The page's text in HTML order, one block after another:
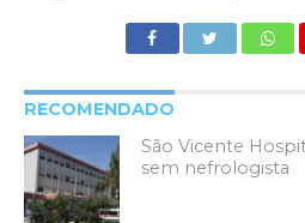
RECOMENDADO
São Vicente
sem nefrologista